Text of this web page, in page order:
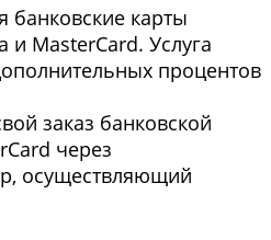
банковские карты
и MasterCard. Услуга
процентов
заказ банковской
через
осуществляющий